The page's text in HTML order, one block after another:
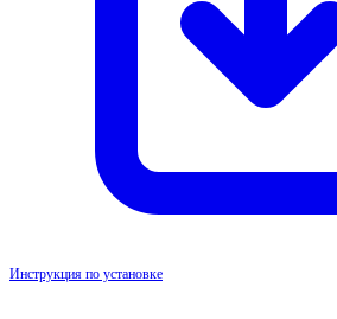
Инструкция по установке